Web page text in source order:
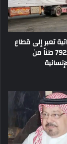
تعبر إلى قطاع
غزة محملة بـ792 طناً من